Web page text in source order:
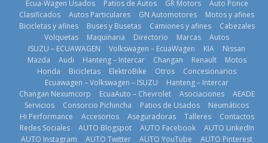
Nuevo SUV
Honda ZR-V
Advanced
Hybrid para el
mercado local
23 de julio de
fútbol de todo
el mundo en
‘Kia OMBC
Cup’
6 de mayo de
2026
recibe 12
Sinotruk
Bolden para
cubrir las rutas
de La Vuelta
31 de julio de
2026
Ecua-Wagen Usados
Patios de Autos GR Motors
Auto Ponce
Clasificados
Autos Particulares GN Automotores
Motos y afines
Bicicletas y afines
Buses y Busetas Camiones y afines
Cabezales
Volquetas
Maquinaria Directorio Marcas
Autos
ISUZU – ECUAWAGEN
Volkswagen – EcuaWagen KIA
Nissan
Mazda
Audi Hanteng – Intercar Changan Renault
Motos
Honda
Bicicletas ElektroBike Otros
Concesionarios
Ecuawagen – Volkswagen – ISUZU
Hanteng – Intercar
Changan Nexumcorp
EcuaAuto – Chevrolet Asociaciones
AEADE
Servicios
Consorcio Pichincha Patios de Usados
Neumáticos
Hi Performance
Accesorios Aseguradoras Talleres
Contactos
Redes Sociales
AUTO Blogspot AUTO Facebook
AUTO LinkedIn
AUTO Instagram
AUTO Twitter AUTO YouTube AUTO Pinterest